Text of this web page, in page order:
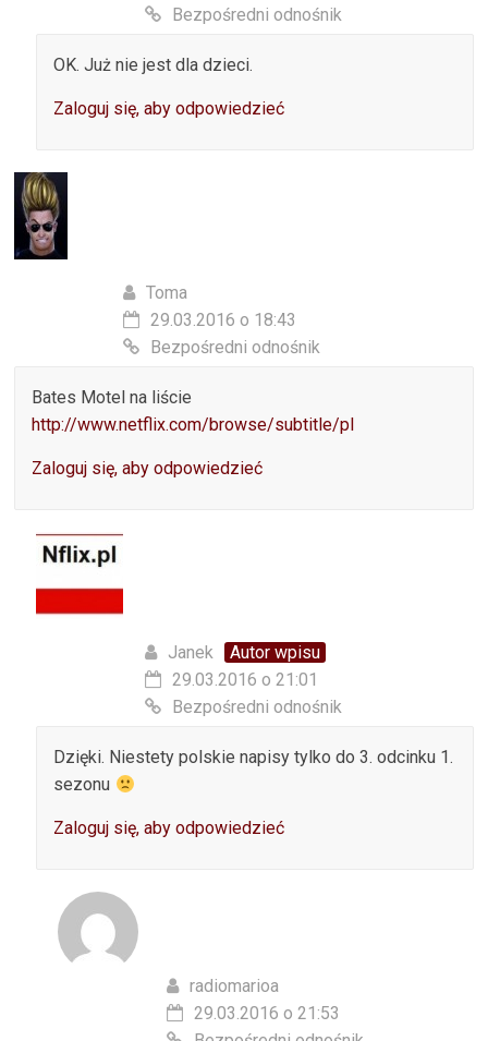
Bezpośredni odnośnik
OK. Już nie jest dla dzieci.
Zaloguj się, aby odpowiedzieć
Toma
29.03.2016 o 18:43
Bezpośredni odnośnik
Bates Motel na liście
http://www.netflix.com/browse/subtitle/pl
Zaloguj się, aby odpowiedzieć
Janek
Autor wpisu
29.03.2016 o 21:01
Bezpośredni odnośnik
Dzięki. Niestety polskie napisy tylko do 3. odcinku 1.
sezonu
Zaloguj się, aby odpowiedzieć
radiomarioa
29.03.2016 o 21:53